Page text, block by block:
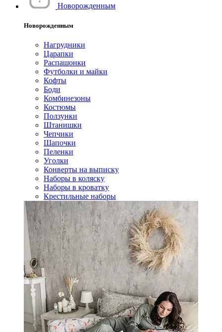
Новорожденным
Новорожденным
Нагрудники
Царапки
Распашонки
Футболки и майки
Кофты
Боди
Комбинезоны
Костюмы
Ползунки
Штанишки
Чепчики
Шапочки
Пеленки
Уголки
Конверты на выписку
Наборы в коляску
Наборы в кроватку
Крестильные наборы